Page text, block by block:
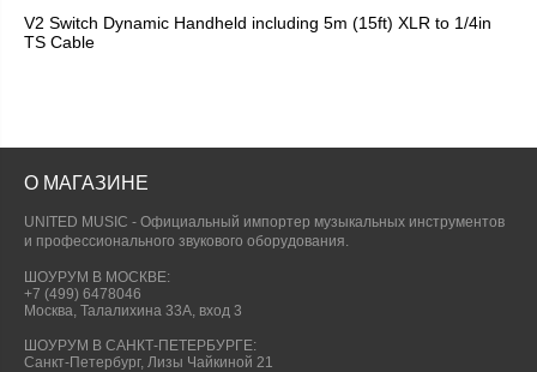
V2 Switch Dynamic Handheld including 5m (15ft) XLR to 1/4in
TS Cable
О МАГАЗИНЕ
UNITED MUSIC - Официальный импортер музыкальных инструментов
и профессионального звукового оборудования.
ШОУРУМ В МОСКВЕ:
+7 (499) 6478046
Москва, Талалихина 33А, вход 3
ШОУРУМ В САНКТ-ПЕТЕРБУРГЕ:
Санкт-Петербург, Лизы Чайкиной 21